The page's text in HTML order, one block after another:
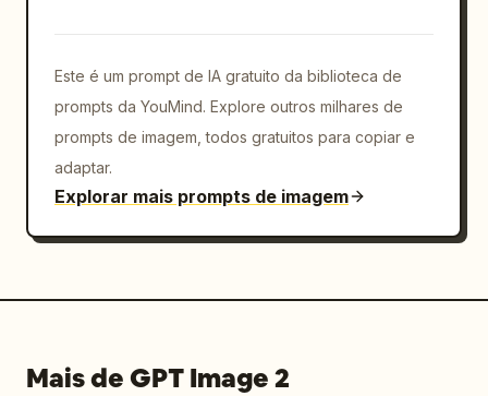
Este é um prompt de IA gratuito da biblioteca de
prompts da YouMind. Explore outros milhares de
prompts de imagem, todos gratuitos para copiar e
adaptar.
Explorar mais prompts de imagem
Mais de GPT Image 2